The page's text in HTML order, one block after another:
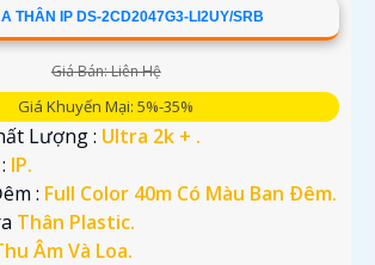
THÂN IP DS-2CD2047G3-LI2UY/SRB
Giá Bán: Liên Hệ
Giá Khuyến Mại: 5%-35%
Lượng : Ultra 2k + .
IP.
: Full Color 40m Có Màu Ban Ðêm.
Thân Plastic.
Âm Và Loa.